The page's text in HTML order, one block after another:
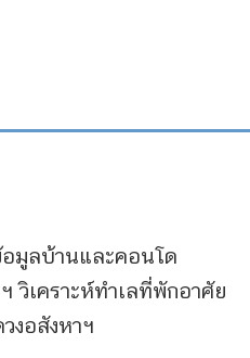
มูลบ้านและคอนโด
วิเคราะห์ทำเลที่พักอาศัย
งอสังหาฯ